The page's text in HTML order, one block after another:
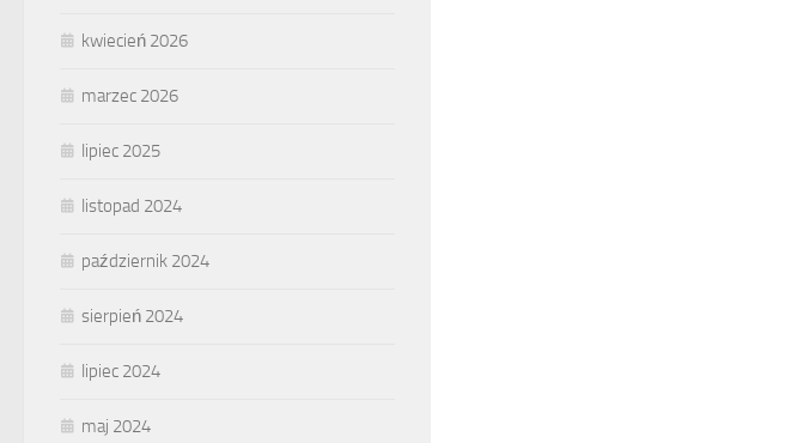
kwiecień 2026
marzec 2026
lipiec 2025
listopad 2024
październik 2024
sierpień 2024
lipiec 2024
maj 2024